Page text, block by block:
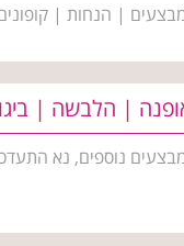
| הנחות |
| הלבשה |
נוספים, נא